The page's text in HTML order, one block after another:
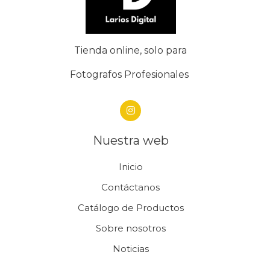
Tienda online, solo para
Fotografos Profesionales
Nuestra web
Inicio
Contáctanos
Catálogo de Productos
Sobre nosotros
Noticias